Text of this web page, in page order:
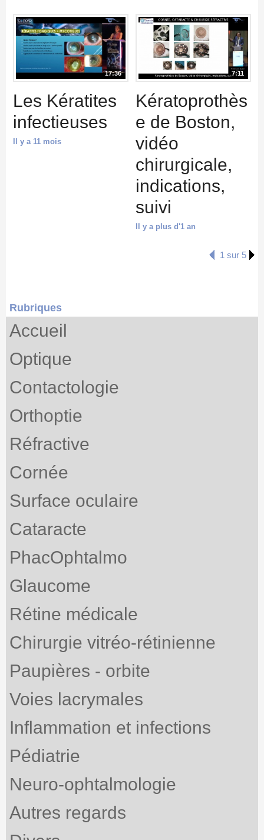
17:36
Les Kératites
infectieuses
Il y a 11 mois
7:11
Kératoprothès
e de Boston,
vidéo
chirurgicale,
indications,
suivi
Il y a plus d'1 an
1 sur 5
Rubriques
Accueil
Optique
Contactologie
Orthoptie
Réfractive
Cornée
Surface oculaire
Cataracte
PhacOphtalmo
Glaucome
Rétine médicale
Chirurgie vitréo-rétinienne
Paupières - orbite
Voies lacrymales
Inflammation et infections
Pédiatrie
Neuro-ophtalmologie
Autres regards